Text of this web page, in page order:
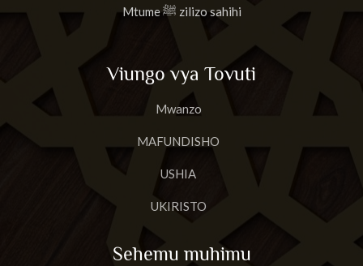
Mtume ﷺ zilizo sahihi
Viungo vya Tovuti
Mwanzo
MAFUNDISHO
USHIA
UKIRISTO
Sehemu muhimu